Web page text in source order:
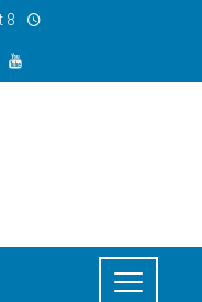
8